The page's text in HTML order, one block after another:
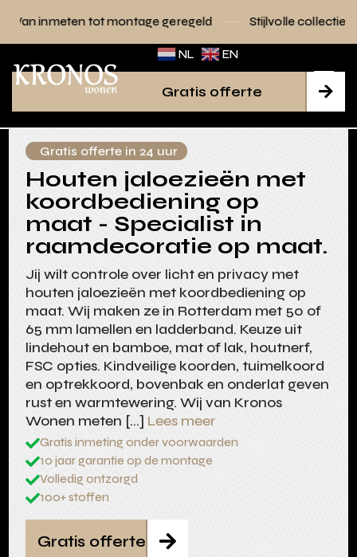
montage geregeld Stijlvolle collecties voor elk interieur
NL EN

Gratis offerte
Gratis offerte in 24 uur
Houten jaloezieën met
koordbediening op
maat - Specialist in
raamdecoratie op maat.
Jij wilt controle over licht en privacy met
houten jaloezieën met koordbediening op
maat. Wij maken ze in Rotterdam met 50 of
65 mm lamellen en ladderband. Keuze uit
lindehout en bamboe, mat of lak, houtnerf,
FSC opties. Kindveilige koorden, tuimelkoord
en optrekkoord, bovenbak en onderlat geven
rust en warmtewering. Wij van Kronos
Wonen meten […] Lees meer
Gratis inmeting onder voorwaarden
10 jaar garantie op de montage
Volledig ontzorgd
100+ stoffen

Gratis offerte